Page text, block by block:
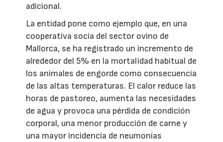
adicional.
La entidad pone como ejemplo que, en una
cooperativa socia del sector ovino de
Mallorca, se ha registrado un incremento de
alrededor del 5% en la mortalidad habitual de
los animales de engorde como consecuencia
de las altas temperaturas. El calor reduce las
horas de pastoreo, aumenta las necesidades
de agua y provoca una pérdida de condición
corporal, una menor producción de carne y
una mayor incidencia de neumonías